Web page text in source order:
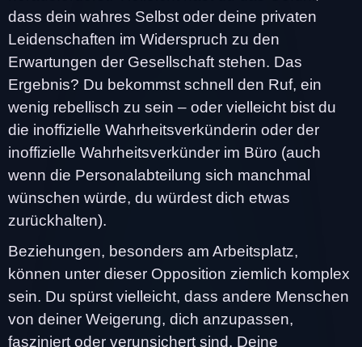
dass dein wahres Selbst oder deine privaten
Leidenschaften im Widerspruch zu den
Erwartungen der Gesellschaft stehen. Das
Ergebnis? Du bekommst schnell den Ruf, ein
wenig rebellisch zu sein – oder vielleicht bist du
die inoffizielle Wahrheitsverkünderin oder der
inoffizielle Wahrheitsverkünder im Büro (auch
wenn die Personalabteilung sich manchmal
wünschen würde, du würdest dich etwas
zurückhalten).
Beziehungen, besonders am Arbeitsplatz,
können unter dieser Opposition ziemlich komplex
sein. Du spürst vielleicht, dass andere Menschen
von deiner Weigerung, dich anzupassen,
fasziniert oder verunsichert sind. Deine